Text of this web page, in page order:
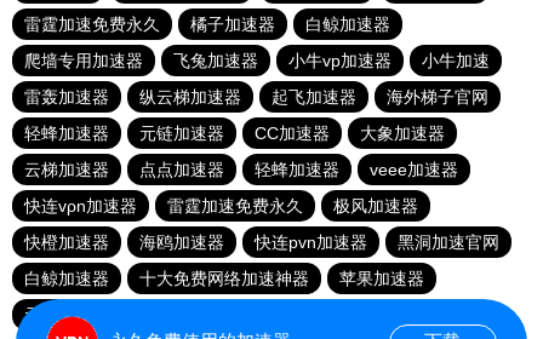
雷霆加速免费永久
橘子加速器
白鲸加速器
爬墙专用加速器
飞兔加速器 小牛vp加速器
小牛加速
雷轰加速器
纵云梯加速器 起飞加速器
海外梯子官网
轻蜂加速器
元链加速器 CC加速器
大象加速器
云梯加速器
点点加速器 轻蜂加速器
veee加速器
快连vρn加速器
雷霆加速免费永久
极风加速器
快橙加速器
海鸥加速器 快连pvn加速器
黑洞加速官网
白鲸加速器
十大免费网络加速神器
苹果加速器
元链加速器